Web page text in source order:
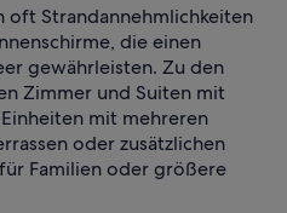
oft Strandannehmlichkeiten
die einen
gewährleisten. Zu den
Zimmer und Suiten mit
mit mehreren
oder zusätzlichen
Familien oder größere